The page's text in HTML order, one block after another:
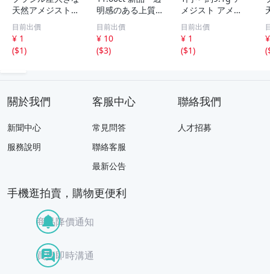
天然アメジスト結
晶895g［紫水
晶］1本剣^ ^綺麗
目前出價
¥ 1
($1)
明感のある上質な
天然アメシスト原
石 ブラジル産
目前出價
¥ 10
($3)
メジスト アメシ
スト ルース ビー
ズ おまとめ セッ
ト 宝石 色石 ルー
ス ジュエリー 外
目前出價
¥ 1
($1)
(
關於我們
新聞中心
服務說明
客服中心
常見問答
聯絡客服
最新公告
聯絡我們
人才招募
手機逛拍賣，購物更便利
商品降價通知
買賣即時溝通